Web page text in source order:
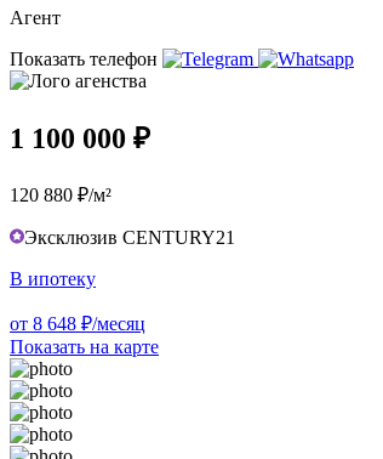
Агент
Показать телефон
1 100 000 ₽
120 880 ₽/м²
Эксклюзив CENTURY21
В ипотеку
от 8 648 ₽/месяц
Показать на карте